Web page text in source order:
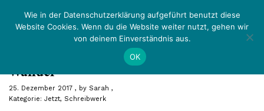
Zurück Menü
Wege zur Metropole Ruhr – Heimat im
Wandel
25. Dezember 2017 by Sarah
Kategorie: Jetzt, Schreibwerk
Wie in der Datenschutzerklärung aufgeführt benutzt diese
Website Cookies. Wenn du die Website weiter nutzt, gehen wir
von deinem Einverständnis aus.
OK